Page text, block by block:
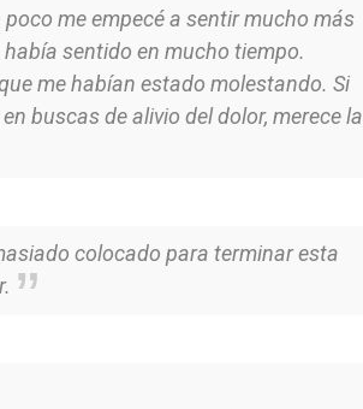
me empecé a sentir mucho más
sentido en mucho tiempo.
me habían estado molestando. Si
buscas de alivio del dolor, merece la
colocado para terminar esta